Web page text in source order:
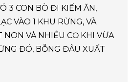
3 CON BÒ ĐI KIẾM ĂN,
VÀO 1 KHU RỪNG, VÀ
NON VÀ NHIỀU CỎ KHI VỪA
ĐÓ, BỖNG ĐÂU XUẤT